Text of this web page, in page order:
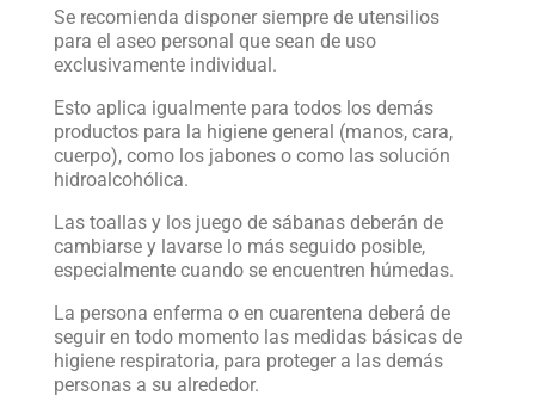
Se recomienda disponer siempre de utensilios
para el aseo personal que sean de uso
exclusivamente individual.
Esto aplica igualmente para todos los demás
productos para la higiene general (manos, cara,
cuerpo), como los jabones o como las solución
hidroalcohólica.
Las toallas y los juego de sábanas deberán de
cambiarse y lavarse lo más seguido posible,
especialmente cuando se encuentren húmedas.
La persona enferma o en cuarentena deberá de
seguir en todo momento las medidas básicas de
higiene respiratoria, para proteger a las demás
personas a su alrededor.